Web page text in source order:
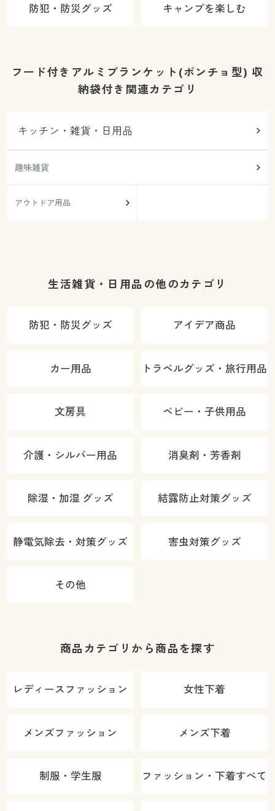
防犯・防災グッズ キャンプを楽しむ
フード付きアルミブランケット(ポンチョ型) 収
納袋付き関連カテゴリ
キッチン・雑貨・日用品
趣味雑貨
アウトドア用品
生活雑貨・日用品の他のカテゴリ
防犯・防災グッズ アイデア商品
カー用品 トラベルグッズ・旅行用品
文房具 ベビー・子供用品
介護・シルバー用品 消臭剤・芳香剤
除湿・加湿 グッズ 結露防止対策グッズ
静電気除去・対策グッズ 害虫対策グッズ
その他
商品カテゴリから商品を探す
レディースファッション 女性下着
メンズファッション メンズ下着
制服・学生服 ファッション・下着すべて